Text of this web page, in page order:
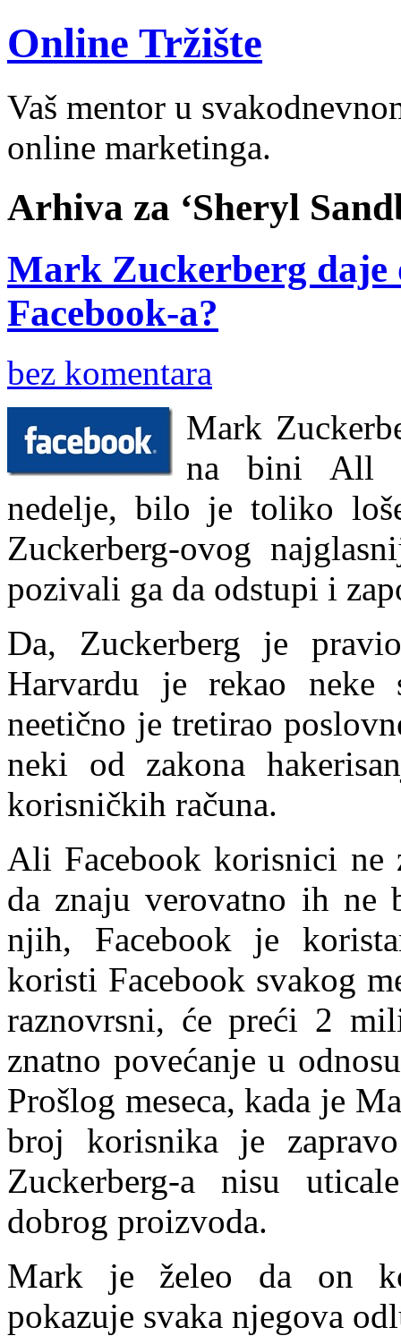
Online Tržište
Vaš mentor u
online marketinga.
Arhiva za ‘Sheryl
Mark Zuckerberg daje
Facebook-a?
bez komentara
Mark
na bini All
nedelje, bilo je toliko
Zuckerberg-ovog
pozivali ga da odstupi i
Da, Zuckerberg je
Harvardu je rekao neke
neetično je tretirao
neki od zakona
korisničkih računa.
Ali Facebook korisnici ne
da znaju verovatno ih
njih, Facebook je
koristi Facebook svakog
raznovrsni, će preći 2
znatno povećanje u
Prošlog meseca, kada je
broj korisnika je
Zuckerberg-a nisu
dobrog proizvoda.
Mark je želeo da on
pokazuje svaka njegova